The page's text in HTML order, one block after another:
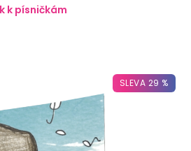
k písničkám
SLEVA 29 %